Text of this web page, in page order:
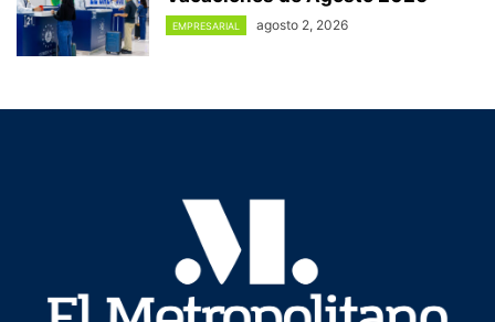
EMPRESARIAL agosto 2, 2026